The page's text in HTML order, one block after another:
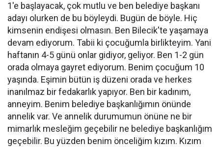
1'e başlayacak, çok mutlu ve ben belediye başkanı
adayı olurken de bu böyleydi. Bugün de böyle. Hiç
kimsenin endişesi olmasın. Ben Bilecik'te yaşamaya
devam ediyorum. Tabii ki çocuğumla birlikteyim. Yani
haftanın 4-5 günü onlar gidiyor, geliyor. Ben 1-2 gün
orada olmaya gayret ediyorum. Benim çocuğum 10
yaşında. Eşimin bütün iş düzeni orada ve herkes
inanılmaz bir fedakarlık yapıyor. Ben bir kadınım,
anneyim. Benim belediye başkanlığımın önünde
annelik var. Ve annelik durumumun önüne ne bir
mimarlık mesleğim geçebilir ne belediye başkanlığım
geçebilir. Bu yüzden benim önceliğim kızım. Kızım